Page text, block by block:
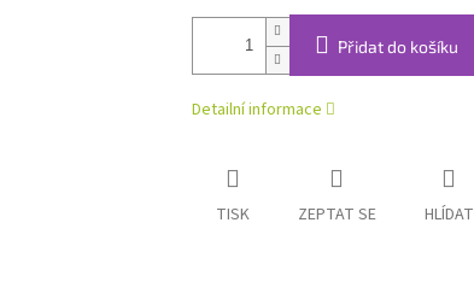
Přidat do košíku
Detailní informace
TISK ZEPTAT SE HLÍDAT